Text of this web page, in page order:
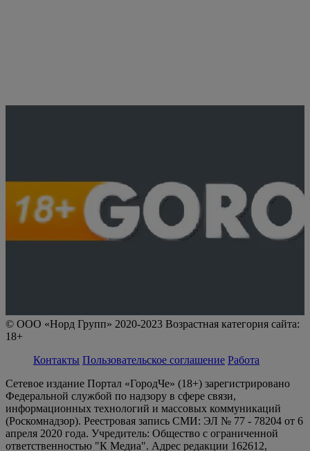
© ООО «Норд Групп» 2020-2023 Возрастная категория сайта:
18+
Контакты Пользовательское соглашение Работа
Сетевое издание Портал «ГородЧе» (18+) зарегистрировано
Федеральной службой по надзору в сфере связи,
информационных технологий и массовых коммуникаций
(Роскомнадзор). Реестровая запись СМИ: ЭЛ № 77 - 78204 от 6
апреля 2020 года. Учредитель: Общество с ограниченной
ответственностью "К Медиа". Адрес редакции 162612,